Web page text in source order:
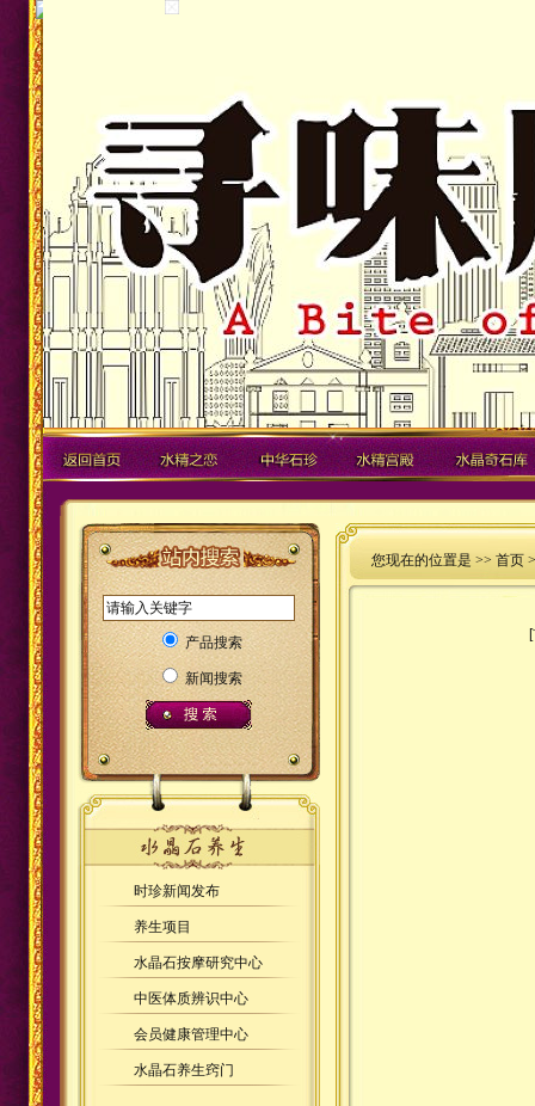
产品搜索
新闻搜索
时珍新闻发布
养生项目
水晶石按摩研究中心
中医体质辨识中心
会员健康管理中心
水晶石养生窍门
您现在的位置是 >> 首页